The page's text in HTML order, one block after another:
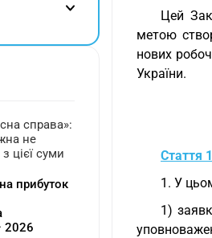
Цей
метою
нових
України.
Стаття
1. У
1)
справа»:
не
цієї суми
прибуток
2026